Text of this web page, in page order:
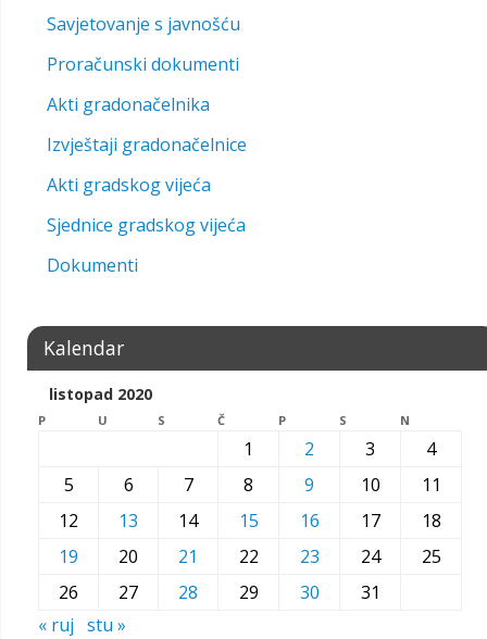
Savjetovanje s javnošću
Proračunski dokumenti
Akti gradonačelnika
Izvještaji gradonačelnice
Akti gradskog vijeća
Sjednice gradskog vijeća
Dokumenti
Kalendar
listopad 2020
P U S Č P S N
1 2 3
4
5
6 7 8 9 10
11
12
13 14 15 16 17
18
19
20 21 22 23 24
25
26
27 28 29 30
31
« ruj stu »